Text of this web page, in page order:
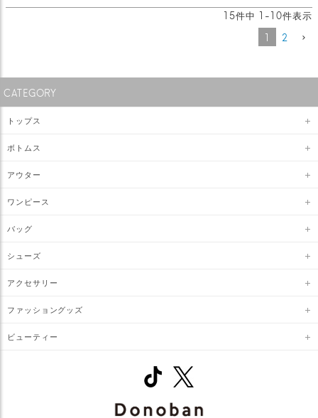
15件中 1 -10件表示
1
2
CATEGORY
トップス
ボトムス
アウター
ワンピース
バッグ
シューズ
アクセサリー
ファッショングッズ
ビューティー